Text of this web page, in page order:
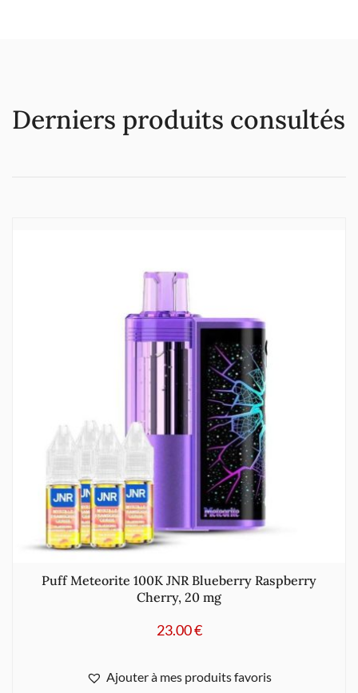
Derniers produits consultés
Puff Meteorite 100K JNR Blueberry Raspberry
Cherry, 20 mg
23.00€
Ajouter à mes produits favoris